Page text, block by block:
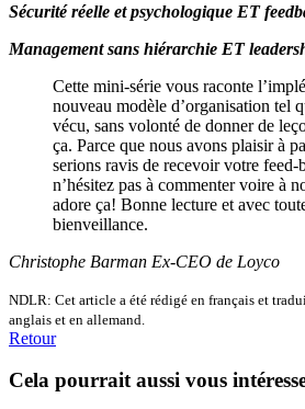
Sécurité réelle et psychologique ET
Management sans hiérarchie ET
Cette mini-série vous raconte
nouveau modèle d’organisation tel
vécu, sans volonté de donner de
ça. Parce que nous avons plaisir à
serions ravis de recevoir votre feed-
n’hésitez pas à commenter voire à
adore ça! Bonne lecture et avec
bienveillance.
Christophe Barman Ex-CEO de Loyco
NDLR: Cet article a été rédigé en français et
anglais et en allemand.
Retour
Cela pourrait aussi vous